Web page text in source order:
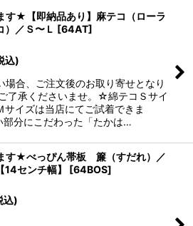
絞り込む
す★【即納品あり】麻テコ（ローラ
）／Ｓ〜Ｌ [64AT]
込)
合、ご注文後のお取り寄せとなり
了承くださいませ。☆綿テコＳサイ
サイズは当店にてご試着できま
分にこだわった「たかは…
す★べっぴん帯板 簾（すだれ）／
センチ幅】
[64BOS]
込)